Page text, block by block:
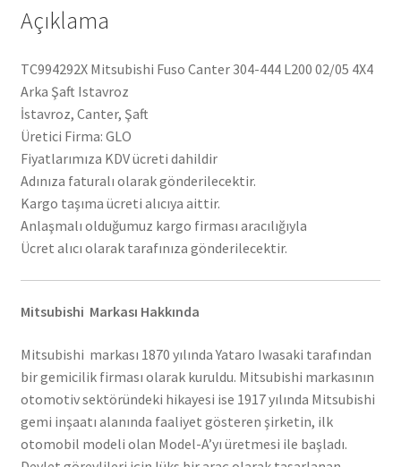
Açıklama
TC994292X Mitsubishi Fuso Canter 304-444 L200 02/05 4X4
Arka Şaft Istavroz
İstavroz, Canter, Şaft
Üretici Firma: GLO
Fiyatlarımıza KDV ücreti dahildir
Adınıza faturalı olarak gönderilecektir.
Kargo taşıma ücreti alıcıya aittir.
Anlaşmalı olduğumuz kargo firması aracılığıyla
Ücret alıcı olarak tarafınıza gönderilecektir.
Mitsubishi Markası Hakkında
Mitsubishi markası 1870 yılında Yataro Iwasaki tarafından
bir gemicilik firması olarak kuruldu. Mitsubishi markasının
otomotiv sektöründeki hikayesi ise 1917 yılında Mitsubishi
gemi inşaatı alanında faaliyet gösteren şirketin, ilk
otomobil modeli olan Model-A’yı üretmesi ile başladı.